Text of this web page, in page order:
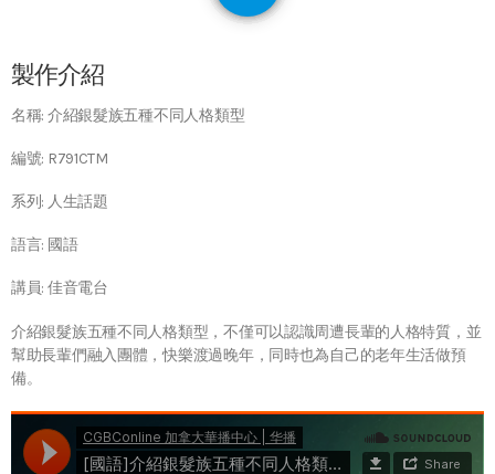
製作介紹
名稱: 介紹銀髮族五種不同人格類型
編號: R791CTM
系列: 人生話題
語言: 國語
講員: 佳音電台
介紹銀髮族五種不同人格類型，不僅可以認識周遭長輩的人格特質，並
幫助長輩們融入團體，快樂渡過晚年，同時也為自己的老年生活做預
備。